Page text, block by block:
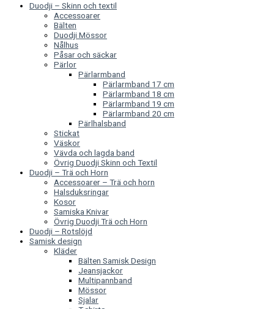
Duodji – Skinn och textil
Accessoarer
Bälten
Duodji Mössor
Nålhus
Påsar och säckar
Pärlor
Pärlarmband
Pärlarmband 17 cm
Pärlarmband 18 cm
Pärlarmband 19 cm
Pärlarmband 20 cm
Pärlhalsband
Stickat
Väskor
Vävda och lagda band
Övrig Duodji Skinn och Textil
Duodji – Trä och Horn
Accessoarer – Trä och horn
Halsduksringar
Kosor
Samiska Knivar
Övrig Duodji Trä och Horn
Duodji – Rotslöjd
Samisk design
Kläder
Bälten Samisk Design
Jeansjackor
Multipannband
Mössor
Sjalar